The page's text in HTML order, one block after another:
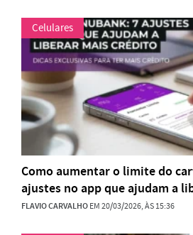
Celulares
Como aumentar o limite do
ajustes no app que ajudam a
FLAVIO CARVALHOEM 20/03/2026, ÀS 15:36